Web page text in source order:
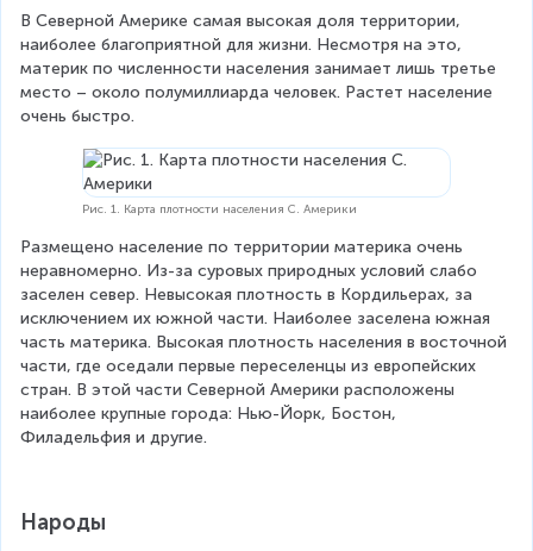
В Северной Америке самая высокая доля территории,
наиболее благоприятной для жизни. Несмотря на это,
материк по численности населения занимает лишь третье
место – около полумиллиарда человек. Растет население
очень быстро.
Рис. 1. Карта плотности населения С. Америки
Размещено население по территории материка очень
неравномерно. Из-за суровых природных условий слабо
заселен север. Невысокая плотность в Кордильерах, за
исключением их южной части. Наиболее заселена южная
часть материка. Высокая плотность населения в восточной
части, где оседали первые переселенцы из европейских
стран. В этой части Северной Америки расположены
наиболее крупные города: Нью-Йорк, Бостон,
Филадельфия и другие.
Народы